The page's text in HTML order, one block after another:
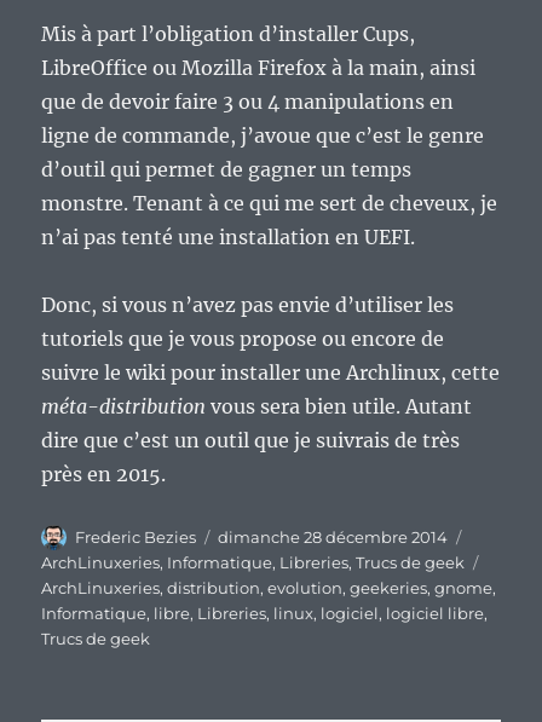
Mis à part l’obligation d’installer Cups,
LibreOffice ou Mozilla Firefox à la main, ainsi
que de devoir faire 3 ou 4 manipulations en
ligne de commande, j’avoue que c’est le genre
d’outil qui permet de gagner un temps
monstre. Tenant à ce qui me sert de cheveux, je
n’ai pas tenté une installation en UEFI.
Donc, si vous n’avez pas envie d’utiliser les
tutoriels que je vous propose ou encore de
suivre le wiki pour installer une Archlinux, cette
méta-distribution vous sera bien utile. Autant
dire que c’est un outil que je suivrais de très
près en 2015.
Auteur
Frederic Bezies
Publié
le
dimanche 28 décembre 2014
ArchLinuxeries, Informatique, Libreries,Trucs de geek
ArchLinuxeries,distribution,evolution,geekeries,gnome,
Informatique, libre, Libreries, linux, logiciel, logiciel libre,
Trucs de geek